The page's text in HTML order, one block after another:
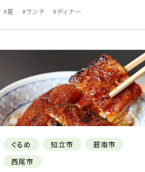
#夏 #ランチ #ディナー
ぐるめ 知立市
碧南市
西尾市